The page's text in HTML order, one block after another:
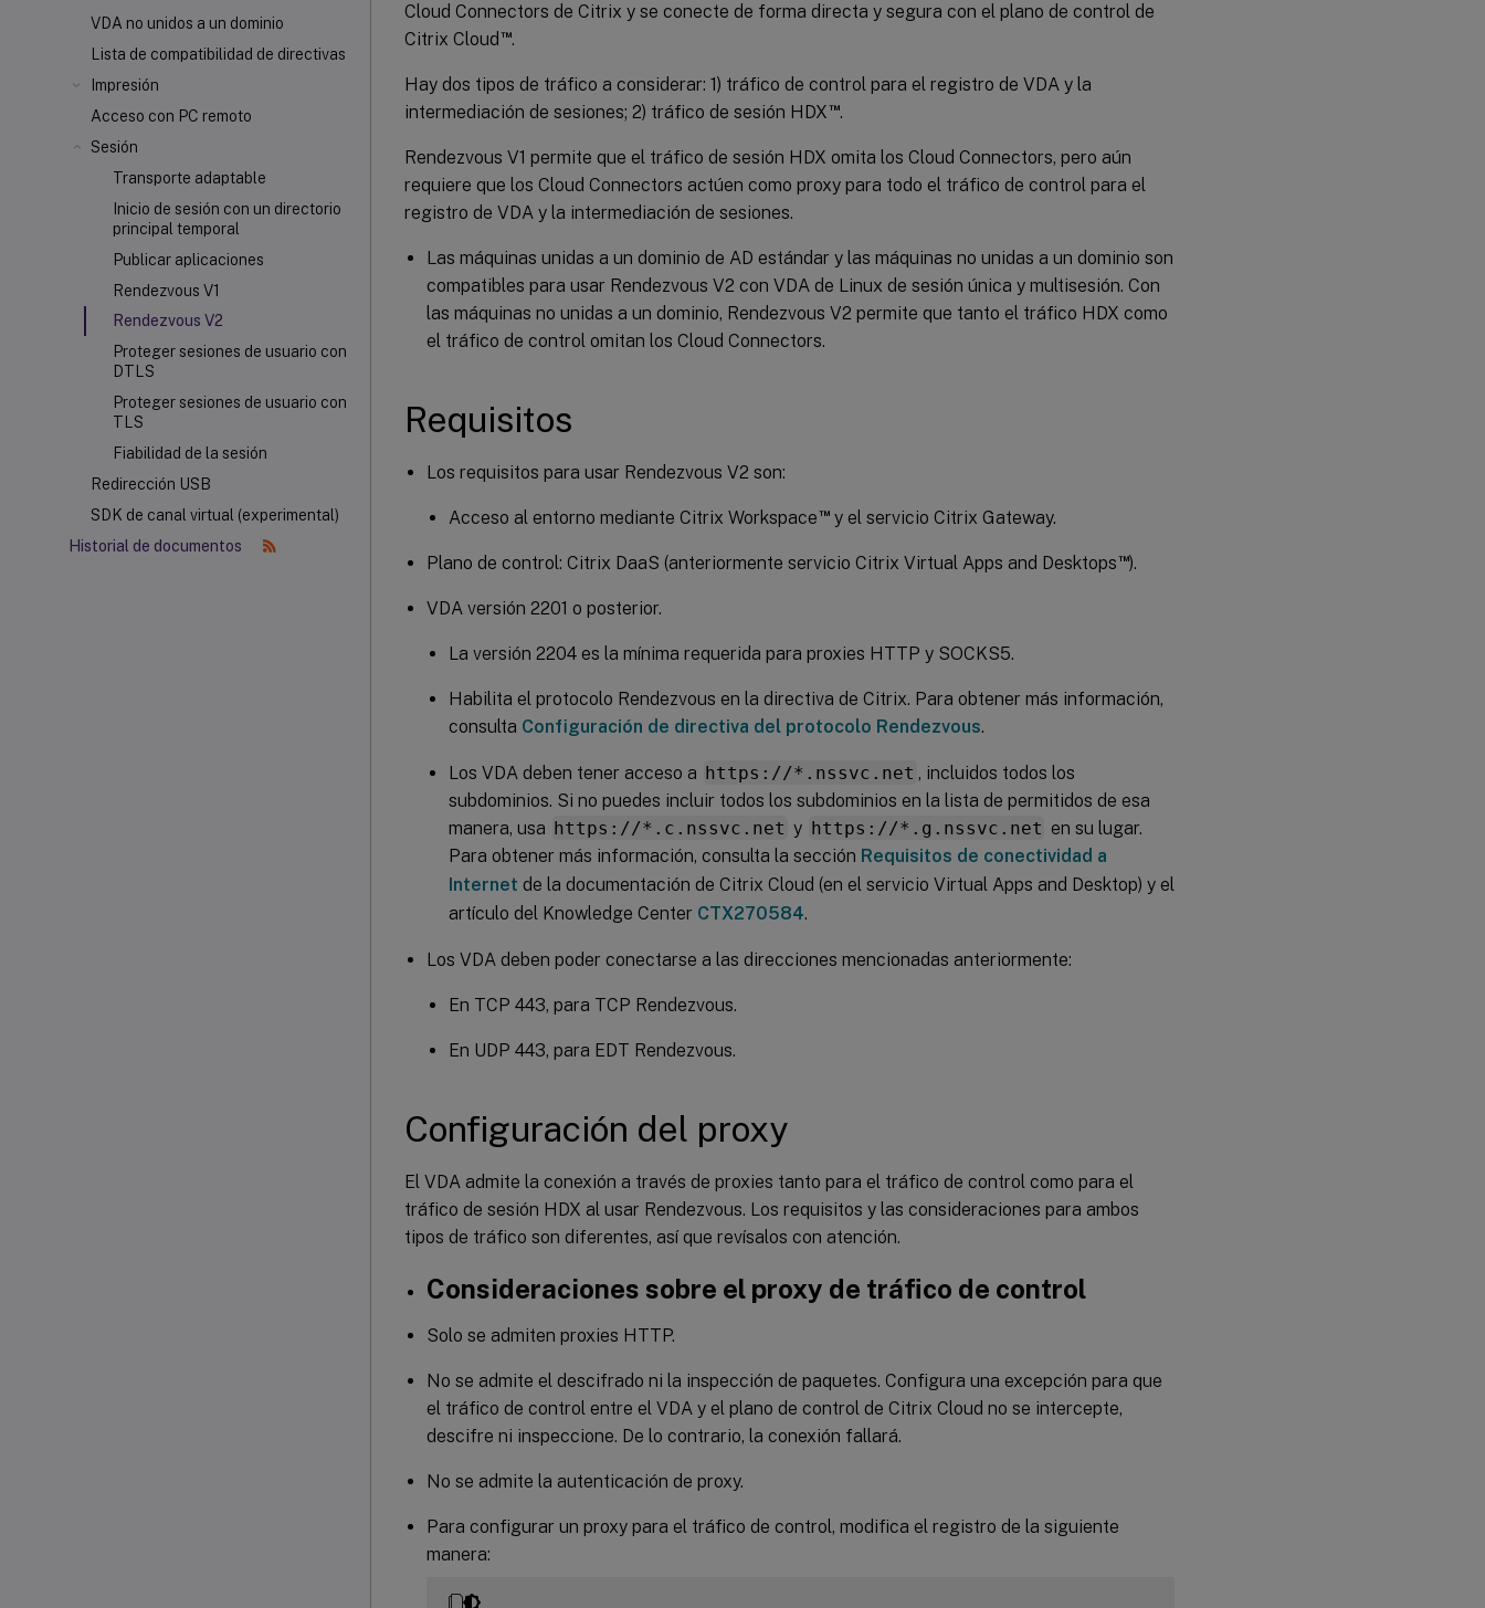
VDA no unidos a un dominio
Lista de compatibilidad de directivas
Impresión
Acceso con PC remoto
Sesión
Transporte adaptable
Inicio de sesión con un directorio
principal temporal
Publicar aplicaciones
Rendezvous V1
Rendezvous V2
Proteger sesiones de usuario con
DTLS
Proteger sesiones de usuario con
TLS
Fiabilidad de la sesión
Redirección USB
SDK de canal virtual (experimental)
Historial de documentos
Cloud Connectors de Citrix y se conecte de forma directa y segura con el plano de control de
Citrix Cloud ™.
Hay dos tipos de tráfico a considerar: 1) tráfico de control para el registro de VDA y la
intermediación de sesiones; 2) tráfico de sesión HDX™.
Rendezvous V1 permite que el tráfico de sesión HDX omita los Cloud Connectors, pero aún
requiere que los Cloud Connectors actúen como proxy para todo el tráfico de control para el
registro de VDA y la intermediación de sesiones.
Las máquinas unidas a un dominio de AD estándar y las máquinas no unidas a un dominio son
compatibles para usar Rendezvous V2 con VDA de Linux de sesión única y multisesión. Con
las máquinas no unidas a un dominio, Rendezvous V2 permite que tanto el tráfico HDX como
el tráfico de control omitan los Cloud Connectors.
Requisitos
Los requisitos para usar Rendezvous V2 son:
Acceso al entorno mediante Citrix Workspace™y el servicio Citrix Gateway.
Plano de control: Citrix DaaS (anteriormente servicio Citrix Virtual Apps and Desktops™).
VDA versión 2201 o posterior.
La versión 2204 es la mínima requerida para proxies HTTP y SOCKS5.
Habilita el protocolo Rendezvous en la directiva de Citrix. Para obtener más información,
consulta Configuración de directiva del protocolo Rendezvous.
Los VDA deben tener acceso a https://*.nssvc.net , incluidos todos los
subdominios. Si no puedes incluir todos los subdominios en la lista de permitidos de esa
manera, usa https://*.c.nssvc.net y https://*.g.nssvc.net en su lugar.
Para obtener más información, consulta la sección Requisitos de conectividad a
Internet de la documentación de Citrix Cloud (en el servicio Virtual Apps and Desktop) y el
artículo del Knowledge Center CTX270584.
Los VDA deben poder conectarse a las direcciones mencionadas anteriormente:
En TCP 443, para TCP Rendezvous.
En UDP 443, para EDT Rendezvous.
Configuración del proxy
El VDA admite la conexión a través de proxies tanto para el tráfico de control como para el
tráfico de sesión HDX al usar Rendezvous. Los requisitos y las consideraciones para ambos
tipos de tráfico son diferentes, así que revísalos con atención.
Consideraciones sobre el proxy de tráfico de control
Solo se admiten proxies HTTP.
No se admite el descifrado ni la inspección de paquetes. Configura una excepción para que
el tráfico de control entre el VDA y el plano de control de Citrix Cloud no se intercepte,
descifre ni inspeccione. De lo contrario, la conexión fallará.
No se admite la autenticación de proxy.
Para configurar un proxy para el tráfico de control, modifica el registro de la siguiente
manera: